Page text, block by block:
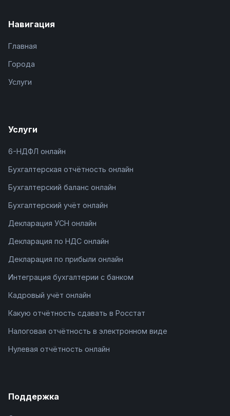
Навигация
Главная
Города
Услуги
Услуги
6-НДФЛ онлайн
Бухгалтерская отчётность онлайн
Бухгалтерский баланс онлайн
Бухгалтерский учёт онлайн
Декларация УСН онлайн
Декларация по НДС онлайн
Декларация по прибыли онлайн
Интеграция бухгалтерии с банком
Кадровый учёт онлайн
Какую отчётность сдавать в Росстат
Налоговая отчётность в электронном виде
Нулевая отчётность онлайн
Поддержка